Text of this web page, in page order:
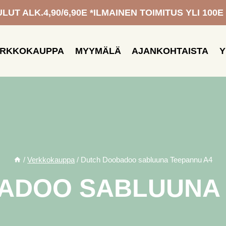
ALK.4,90/6,90E *ILMAINEN TOIMITUS YLI
MYYMÄLÄ AJANKOHTAISTA
/ Verkkokauppa / Dutch Doobadoo sabluuna Teepannu A4